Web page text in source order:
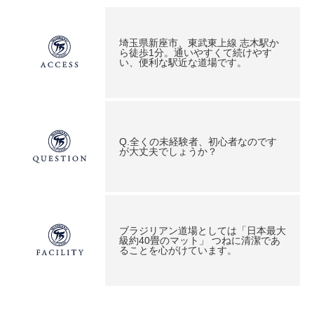
埼玉県新座市、東武東上線 志木駅か
ら徒歩1分。通いやすくて続けやす
い、便利な駅近な道場です。
Q.全くの未経験者、初心者なのです
が大丈夫でしょうか？
ブラジリアン道場としては「日本最大
級約40畳のマット」 つねに清潔であ
ることを心がけています。